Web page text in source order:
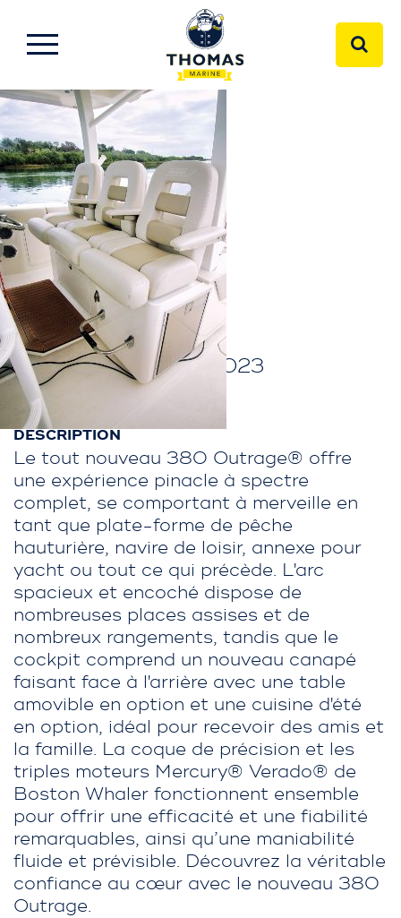
BOSTON WHALER 2023
380 OUTRAGE
DESCRIPTION
Le tout nouveau 380 Outrage® offre
une expérience pinacle à spectre
complet, se comportant à merveille en
tant que plate-forme de pêche
hauturière, navire de loisir, annexe pour
yacht ou tout ce qui précède. L'arc
spacieux et encoché dispose de
nombreuses places assises et de
nombreux rangements, tandis que le
cockpit comprend un nouveau canapé
faisant face à l'arrière avec une table
amovible en option et une cuisine d'été
en option, idéal pour recevoir des amis et
la famille. La coque de précision et les
triples moteurs Mercury® Verado® de
Boston Whaler fonctionnent ensemble
pour offrir une efficacité et une fiabilité
remarquables, ainsi qu’une maniabilité
fluide et prévisible. Découvrez la véritable
confiance au cœur avec le nouveau 380
Outrage.